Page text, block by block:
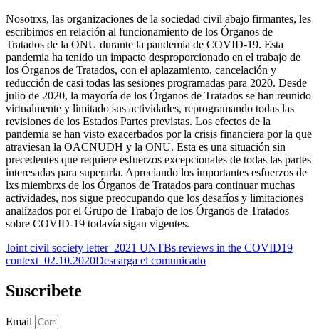
Nosotrxs, las organizaciones de la sociedad civil abajo firmantes, les
escribimos en relación al funcionamiento de los Órganos de
Tratados de la ONU durante la pandemia de COVID-19. Esta
pandemia ha tenido un impacto desproporcionado en el trabajo de
los Órganos de Tratados, con el aplazamiento, cancelación y
reducción de casi todas las sesiones programadas para 2020. Desde
julio de 2020, la mayoría de los Órganos de Tratados se han reunido
virtualmente y limitado sus actividades, reprogramando todas las
revisiones de los Estados Partes previstas. Los efectos de la
pandemia se han visto exacerbados por la crisis financiera por la que
atraviesan la OACNUDH y la ONU. Esta es una situación sin
precedentes que requiere esfuerzos excepcionales de todas las partes
interesadas para superarla. Apreciando los importantes esfuerzos de
lxs miembrxs de los Órganos de Tratados para continuar muchas
actividades, nos sigue preocupando que los desafíos y limitaciones
analizados por el Grupo de Trabajo de los Órganos de Tratados
sobre COVID-19 todavía sigan vigentes.
Joint civil society letter_2021 UNTBs reviews in the COVID19
context_02.10.2020Descarga el comunicado
Suscribete
Email